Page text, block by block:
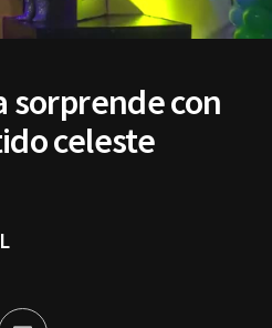
sorprende con
celeste